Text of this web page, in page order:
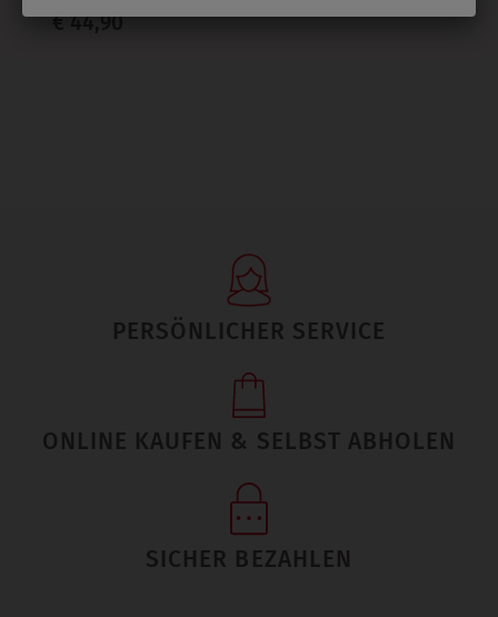
€ 44,90
PERSÖNLICHER SERVICE
ONLINE KAUFEN & SELBST ABHOLEN
SICHER BEZAHLEN